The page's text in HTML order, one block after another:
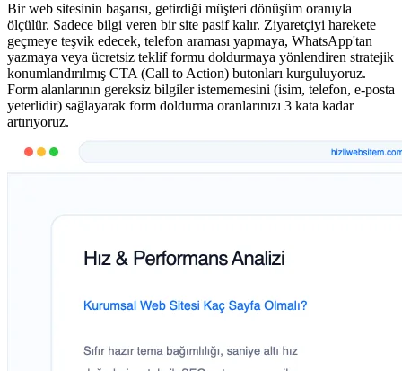
Bir web sitesinin başarısı, getirdiği müşteri dönüşüm oranıyla
ölçülür. Sadece bilgi veren bir site pasif kalır. Ziyaretçiyi harekete
geçmeye teşvik edecek, telefon araması yapmaya, WhatsApp'tan
yazmaya veya ücretsiz teklif formu doldurmaya yönlendiren stratejik
konumlandırılmış CTA (Call to Action) butonları kurguluyoruz.
Form alanlarının gereksiz bilgiler istememesini (isim, telefon, e-posta
yeterlidir) sağlayarak form doldurma oranlarınızı 3 kata kadar
artırıyoruz.